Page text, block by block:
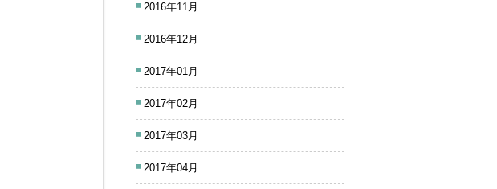
2016年11月
2016年12月
2017年01月
2017年02月
2017年03月
2017年04月